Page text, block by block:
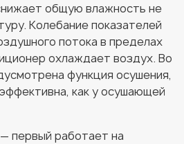
общую влажность не
Колебание показателей
потока в пределах
охлаждает воздух. Во
функция осушения,
как у осушающей
первый работает на